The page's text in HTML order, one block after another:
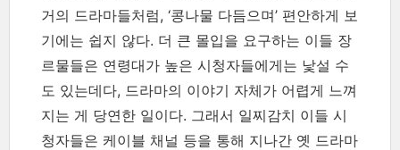
거의 드라마들처럼, ‘콩나물 다듬으며’ 편안하게 보
기에는 쉽지 않다. 더 큰 몰입을 요구하는 이들 장
르물들은 연령대가 높은 시청자들에게는 낯설 수
도 있는데다, 드라마의 이야기 자체가 어렵게 느껴
지는 게 당연한 일이다. 그래서 일찌감치 이들 시
청자들은 케이블 채널 등을 통해 지나간 옛 드라마